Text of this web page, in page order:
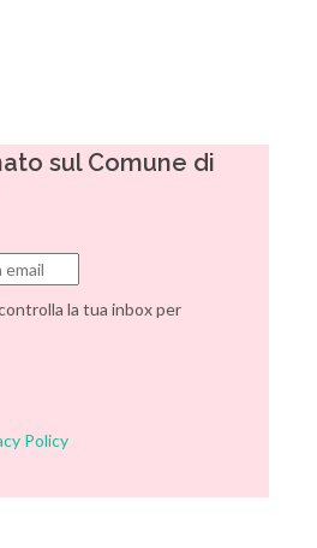
sul Comune di
la tua inbox per
Policy